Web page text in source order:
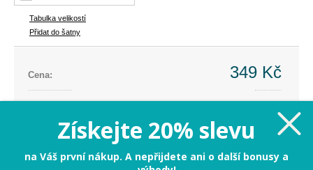
Tabulka velikostí
Přidat do šatny
Cena: 349 Kč
-550 Kč (-61%)
Získejte 20% slevu
na Váš první nákup. A nepřijdete ani o další bonusy a